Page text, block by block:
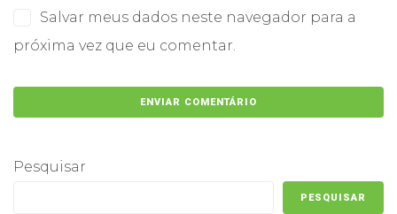
Salvar meus dados neste navegador para a
próxima vez que eu comentar.
Pesquisar
PESQUISAR